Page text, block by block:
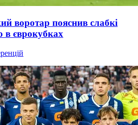
воротар пояснив слабкі
в єврокубках